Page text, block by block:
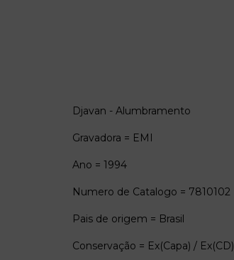
Djavan - Alumbramento
Gravadora = EMI
Ano = 1994
Numero de Catalogo = 7810102
Pais de origem = Brasil
Conservação = Ex(Capa) / Ex(CD)